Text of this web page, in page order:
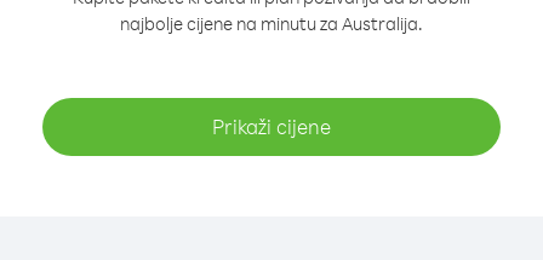
najbolje cijene na minutu za Australija.
Prikaži cijene